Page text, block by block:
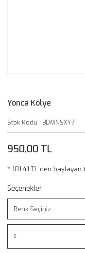
Yonca Kolye
Stok Kodu BDMNSXY7
950,00 TL
* 101,41 TL den başlayan
Seçenekler